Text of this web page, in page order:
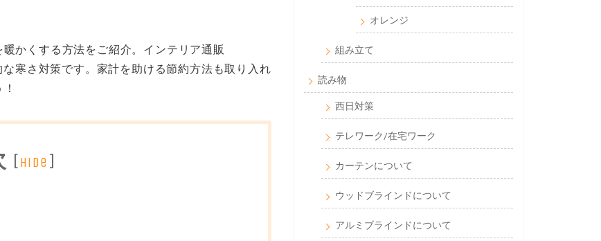
かくする方法をご紹介。インテリア通販
寒さ対策です。家計を助ける節約方法も取り入れ
[hide ]
オレンジ
組み立て
読み物
西日対策
テレワーク/在宅ワーク
カーテンについて
ウッドブラインドについて
アルミブラインドについて